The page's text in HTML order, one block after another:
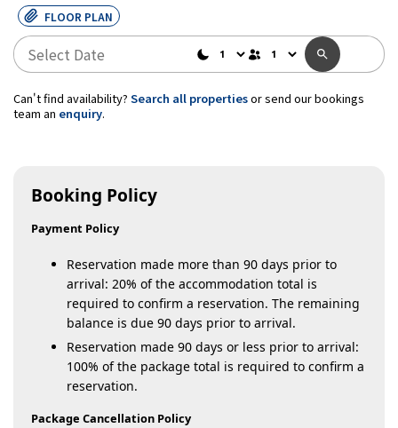
FLOOR PLAN
Can't find availability? Search all propertiesor send our bookings
team an enquiry.
Booking Policy
Payment Policy
Reservation made more than 90 days prior to
arrival: 20% of the accommodation total is
required to confirm a reservation. The remaining
balance is due 90 days prior to arrival.
Reservation made 90 days or less prior to arrival:
100% of the package total is required to confirm a
reservation.
Package Cancellation Policy